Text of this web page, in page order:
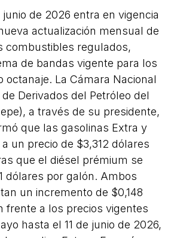
de 2026 entra en vigencia
actualización mensual de
combustibles regulados,
de bandas vigente para los
octanaje. La Cámara Nacional
Derivados del Petróleo del
a través de su presidente,
que las gasolinas Extra y
un precio de $3,312 dólares
que el diésel prémium se
dólares por galón. Ambos
un incremento de $0,148
frente a los precios vigentes
hasta el 11 de junio de 2026,